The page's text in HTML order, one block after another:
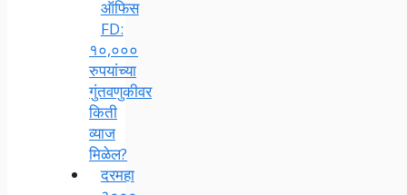
ऑफिस
FD:
१०,०००
रुपयांच्या
गुंतवणुकीवर
किती
व्याज
मिळेल?
दरमहा